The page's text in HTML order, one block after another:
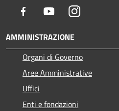
Facebook YoutubeInstagram
AMMINISTRAZIONE
Organi di Governo
Aree Amministrative
Uffici
Enti e fondazioni